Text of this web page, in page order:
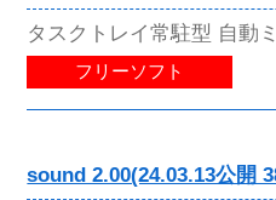
タスクトレイ常駐型 自動
フリーソフト
sound 2.00(24.03.13公開